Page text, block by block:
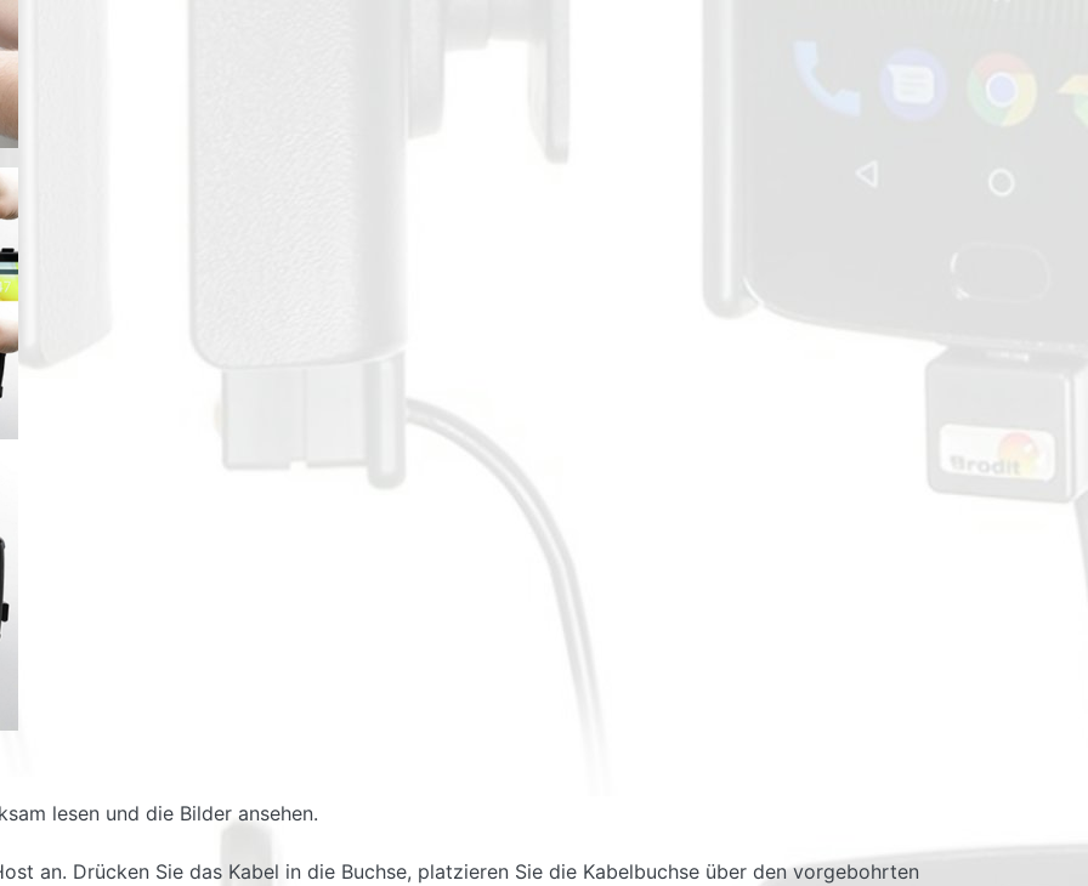
lesen und die Bilder ansehen.
an. Drücken Sie das Kabel in die Buchse, platzieren Sie die Kabelbuchse über den vorgebohrten